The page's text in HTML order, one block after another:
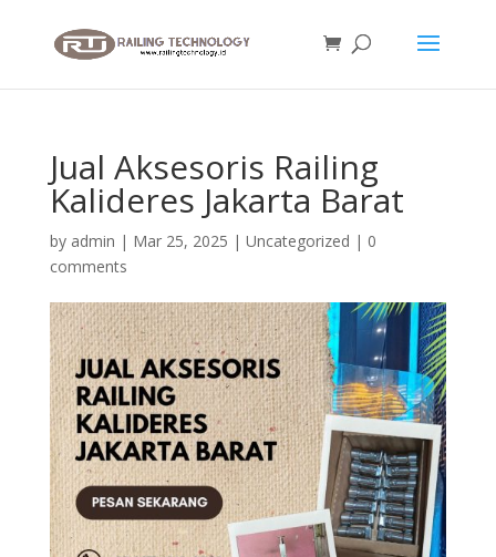
Jual Aksesoris Railing
Kalideres Jakarta Barat
by admin | Mar 25, 2025 | Uncategorized | 0
comments